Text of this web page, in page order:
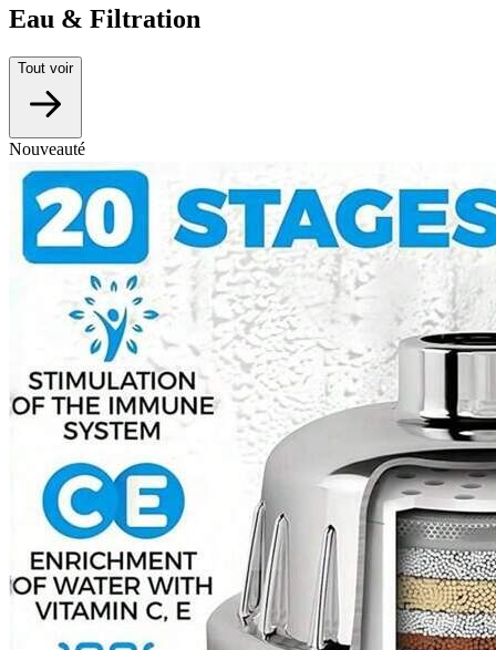
Eau & Filtration
Tout voir
Nouveauté